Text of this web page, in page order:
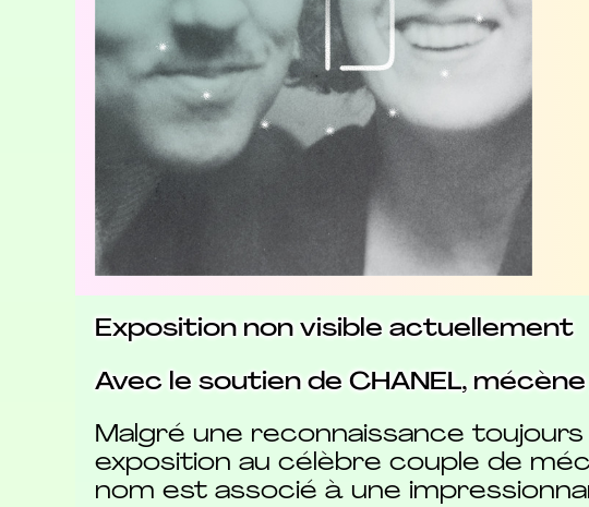
Exposition non visible actuellement
Avec le soutien de CHANEL,
Malgré une reconnaissance toujours
exposition au célèbre couple de
nom est associé à une